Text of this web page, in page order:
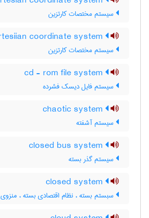
سیستم مختصات کارتزین
سیستم مختصات کارتزین
سیستم فایل دیسک فشرده
سیستم آشفته
سیستم گذر بسته
سبستم بسته ، نظام اقتصادی بسته ، منزوی